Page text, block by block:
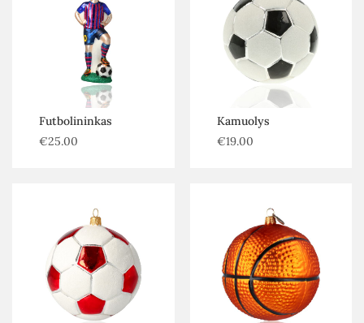
Futbolininkas
€25.00
Kamuolys
€19.00